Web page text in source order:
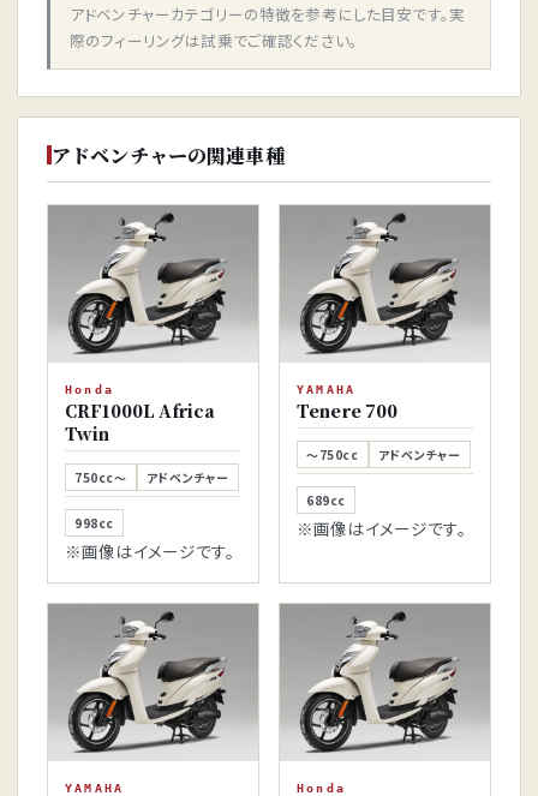
アドベンチャーカテゴリーの特徴を参考にした目安です。実
際のフィーリングは試乗でご確認ください。
アドベンチャーの関連車種
Honda
CRF1000L Africa
Twin
750cc～ アドベンチャー
998cc
※画像はイメージです。
YAMAHA
Tenere 700
～750cc アドベンチャー
689cc
※画像はイメージです。
YAMAHA Honda